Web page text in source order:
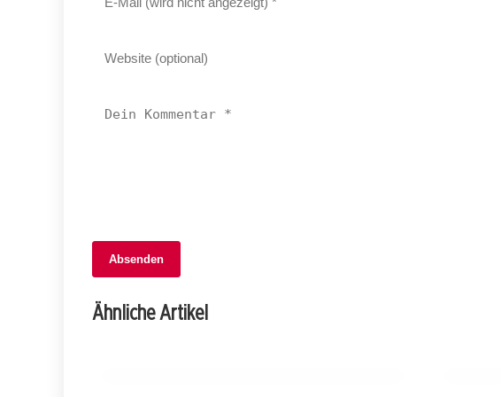
Absenden
Ähnliche Artikel
08. Juni 2026
Patrick Bruel im Fokus: Vorwürfe, die